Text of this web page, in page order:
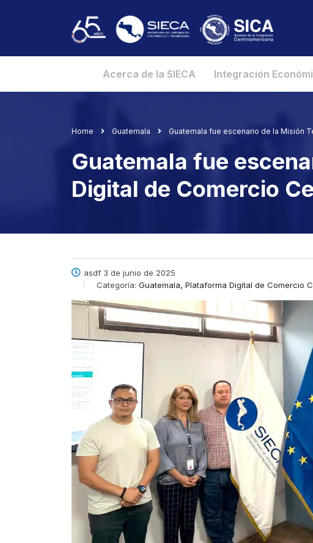
Acerca de la SIECA Integración
Home Guatemala Guatemala fue escenario de la Misión
Guatemala fue
Digital de Comercio
asdf 3 de junio de 2025
Categoría: Guatemala, Plataforma Digital de Comercio